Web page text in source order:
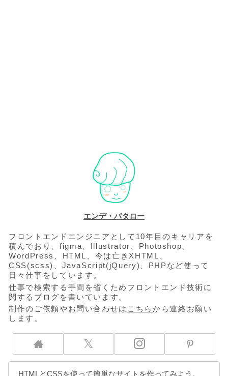
エンデ・バタロー
フロントエンドエンジニアとして10年目のキャリアを
積んでおり、figma、Illustrator、Photoshop、
WordPress、HTML、今は亡きXHTML、
CSS(scss)、JavaScript(jQuery)、PHPなど使って
日々仕事をしています。
仕事で検索する手間を省くためフロントエンド技術に
関するブログを書いています。
制作のご依頼やお問い合わせは こちらから連絡お願い
します。
HTMLとCSSを使って簡単なサイトを作ってみよう。